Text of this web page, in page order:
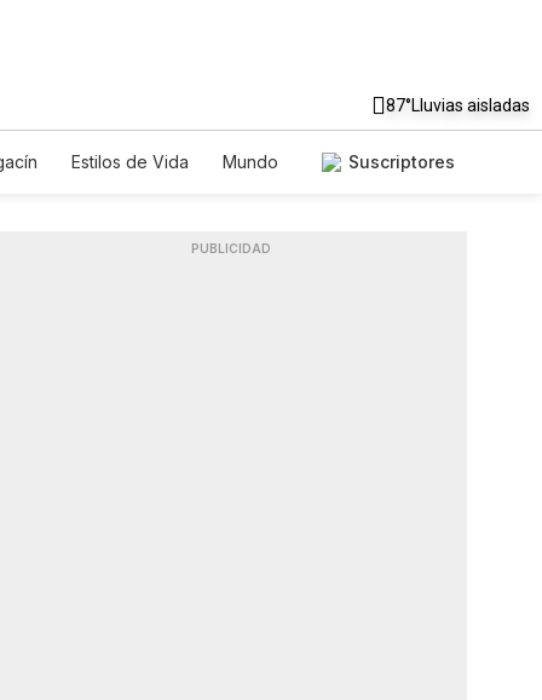
87°Lluvias aisladas
Estilos de Vida
Mundo
Suscriptores
PUBLICIDAD